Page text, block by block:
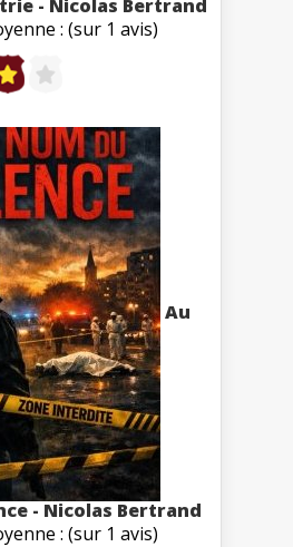
- Nicolas Bertrand
: (sur 1 avis)
Au
- Nicolas Bertrand
: (sur 1 avis)